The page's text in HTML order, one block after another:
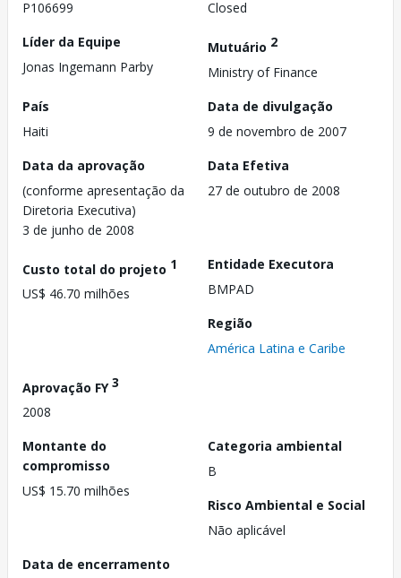
P106699
Closed
Líder da Equipe
Jonas Ingemann Parby
Mutuário 2
Ministry of Finance
País
Haiti
Data de divulgação
9 de novembro de 2007
Data da aprovação
(conforme apresentação da
Diretoria Executiva)
3 de junho de 2008
Data Efetiva
27 de outubro de 2008
Custo total do projeto 1
US$ 46.70 milhões
Entidade Executora
BMPAD
Região
América Latina e Caribe
Aprovação FY3
2008
Montante do
compromisso
US$ 15.70 milhões
Categoria ambiental
B
Risco Ambiental e Social
Não aplicável
Data de encerramento